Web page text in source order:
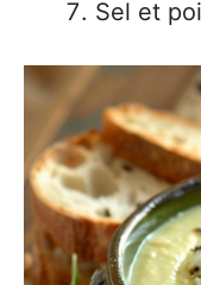
Sel et